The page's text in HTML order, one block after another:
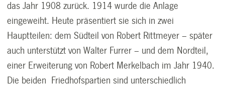
das Jahr 1908 zurück. 1914 wurde die Anlage
eingeweiht. Heute präsentiert sie sich in zwei
Hauptteilen: dem Südteil von Robert Rittmeyer – später
auch unterstützt von Walter Furrer – und dem Nordteil,
einer Erweiterung von Robert Merkelbach im Jahr 1940.
Die beiden Friedhofspartien sind unterschiedlich